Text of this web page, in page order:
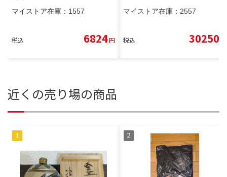
マイストア在庫： 1557
税込 6824円
マイストア在庫： 2557
税込 30250
近くの売り場の商品